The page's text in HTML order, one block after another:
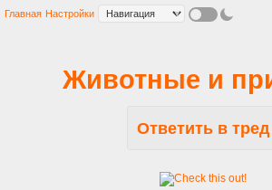
Главная Настройки
Животные и
Ответить в тред